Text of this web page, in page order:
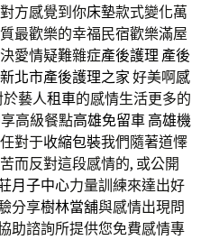
對方感覺到你床墊款式變化萬
最歡樂的幸福民宿歡樂滿屋
愛情疑難雜症產後護理 產後
新北市產後護理之家 好美啊感
藝人租車的感情生活更多的
高級餐點高雄免留車 高雄機
對于收縮包裝我們隨著道懌
而反對這段感情的, 或公開
月子中心力量訓練來達出好
分享樹林當舖與感情出現問
助諮詢所提供您免費感情專